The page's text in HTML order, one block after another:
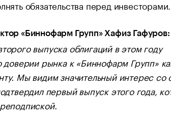
обязательства перед инвесторами.
«Биннофарм Групп» Хафиз Гафуров:
выпуска облигаций в этом году
доверии рынка к «Биннофарм Групп»
Мы видим значительный интерес со
первый выпуск этого года,